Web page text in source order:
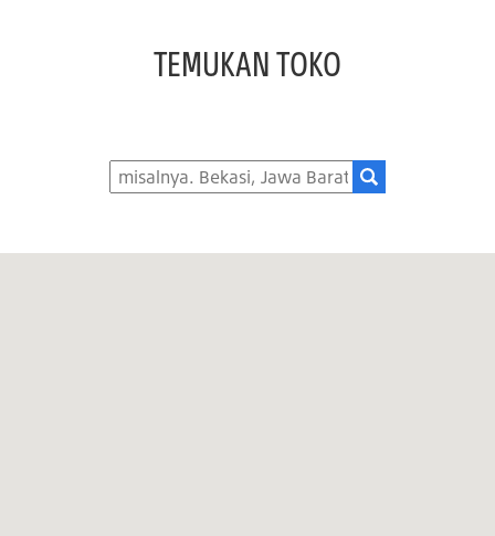
TEMUKAN TOKO